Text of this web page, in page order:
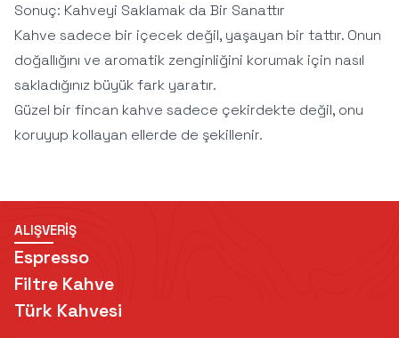
Sonuç: Kahveyi Saklamak da Bir Sanattır
Kahve sadece bir içecek değil, yaşayan bir tattır. Onun
doğallığını ve aromatik zenginliğini korumak için nasıl
sakladığınız büyük fark yaratır.
Güzel bir fincan kahve sadece çekirdekte değil, onu
koruyup kollayan ellerde de şekillenir.
ALIŞVERİŞ
Espresso
Filtre Kahve
Türk Kahvesi